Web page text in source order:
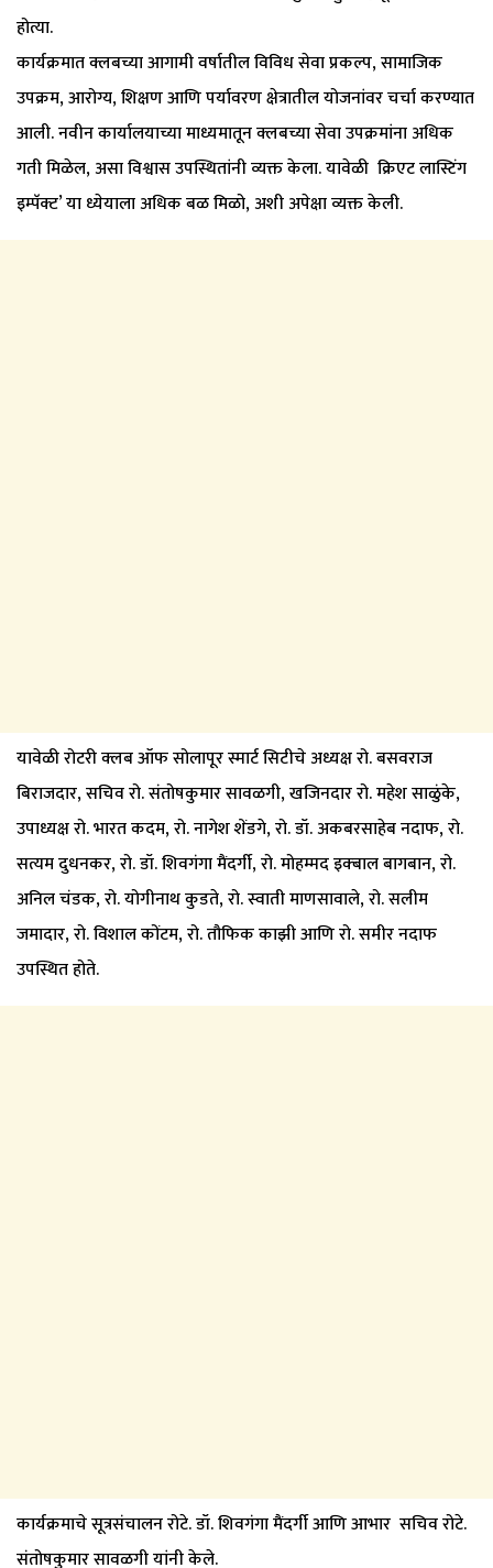
होत्या.
कार्यक्रमात क्लबच्या आगामी वर्षातील विविध सेवा प्रकल्प, सामाजिक
उपक्रम, आरोग्य, शिक्षण आणि पर्यावरण क्षेत्रातील योजनांवर चर्चा करण्यात
आली. नवीन कार्यालयाच्या माध्यमातून क्लबच्या सेवा उपक्रमांना अधिक
गती मिळेल, असा विश्वास उपस्थितांनी व्यक्त केला. यावेळी क्रिएट लास्टिंग
इम्पॅक्ट’ या ध्येयाला अधिक बळ मिळो, अशी अपेक्षा व्यक्त केली.
यावेळी रोटरी क्लब ऑफ सोलापूर स्मार्ट सिटीचे अध्यक्ष रो. बसवराज
बिराजदार, सचिव रो. संतोषकुमार सावळगी, खजिनदार रो. महेश साळुंके,
उपाध्यक्ष रो. भारत कदम, रो. नागेश शेंडगे, रो. डॉ. अकबरसाहेब नदाफ, रो.
सत्यम दुधनकर, रो. डॉ. शिवगंगा मैंदर्गी, रो. मोहम्मद इक्बाल बागबान, रो.
अनिल चंडक, रो. योगीनाथ कुडते, रो. स्वाती माणसावाले, रो. सलीम
जमादार, रो. विशाल कोंटम, रो. तौफिक काझी आणि रो. समीर नदाफ
उपस्थित होते.
कार्यक्रमाचे सूत्रसंचालन रोटे. डॉ. शिवगंगा मैंदर्गी आणि आभार सचिव रोटे.
संतोषकुमार सावळगी यांनी केले.